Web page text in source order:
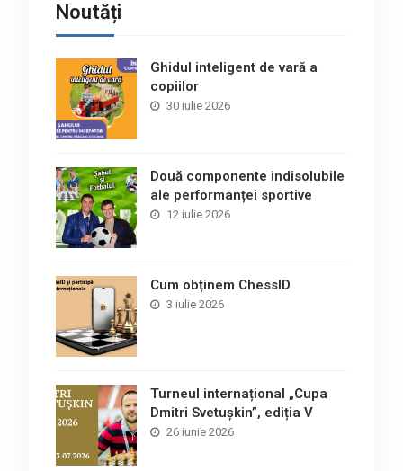
Noutăți
Ghidul inteligent de vară a
copiilor
30 iulie 2026
Două componente indisolubile
ale performanței sportive
12 iulie 2026
Cum obținem ChessID
3 iulie 2026
Turneul internațional „Cupa
Dmitri Svetușkin”, ediția V
26 iunie 2026